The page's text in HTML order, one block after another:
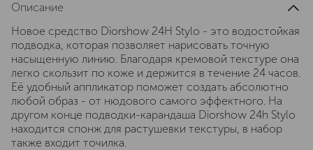
Описание
Новое средство Diorshow 24H Stylo - это водостойкая
подводка, которая позволяет нарисовать точную
насыщенную линию. Благодаря кремовой текстуре она
легко скользит по коже и держится в течение 24 часов.
Её удобный аппликатор поможет создать абсолютно
любой образ - от нюдового самого эффектного. На
другом конце подводки-карандаша Diorshow 24h Stylo
находится спонж для растушевки текстуры, в набор
также входит точилка.